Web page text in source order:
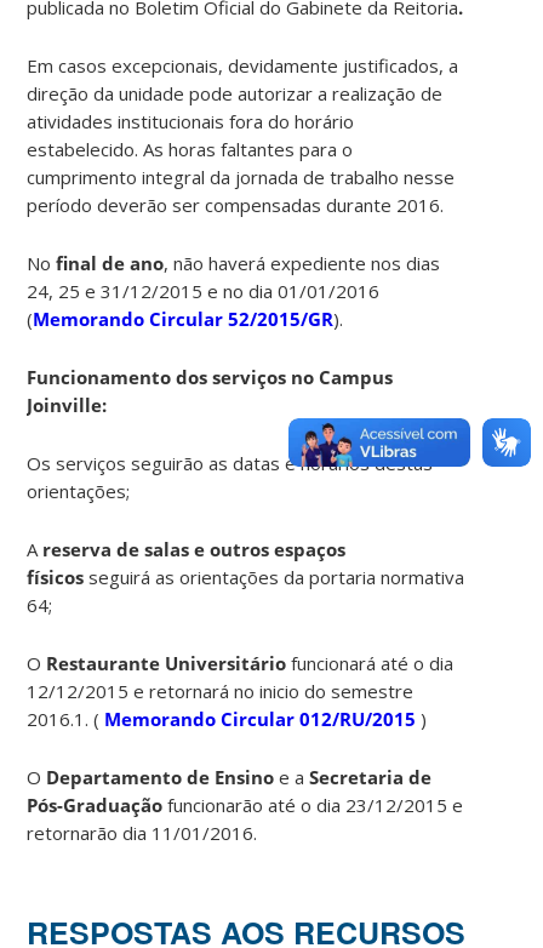
publicada no Boletim Oficial do Gabinete da Reitoria.
Em casos excepcionais, devidamente justificados, a
direção da unidade pode autorizar a realização de
atividades institucionais fora do horário
estabelecido. As horas faltantes para o
cumprimento integral da jornada de trabalho nesse
período deverão ser compensadas durante 2016.
Nofinal de ano, não haverá expediente nos dias
24, 25 e 31/12/2015 e no dia 01/01/2016
(Memorando Circular 52/2015/GR).
Funcionamento dos serviços no Campus
Joinville:
Os serviços seguirão as datas e horários destas
orientações;
A reserva de salas e outros espaços
físicos seguirá as orientações da portaria normativa
64;
O Restaurante Universitário funcionará até o dia
12/12/2015 e retornará no inicio do semestre
2016.1. ( Memorando Circular 012/RU/2015 )
O Departamento de Ensino e a Secretaria de
Pós-Graduação funcionarão até o dia 23/12/2015 e
retornarão dia 11/01/2016.
RESPOSTAS AOS RECURSOS